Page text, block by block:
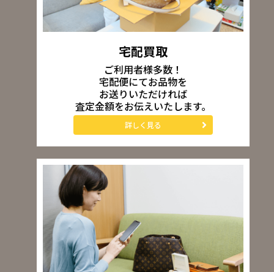
宅配買取
ご利用者様多数！
宅配便にてお品物を
お送りいただければ
査定金額をお伝えいたします。
詳しく見る